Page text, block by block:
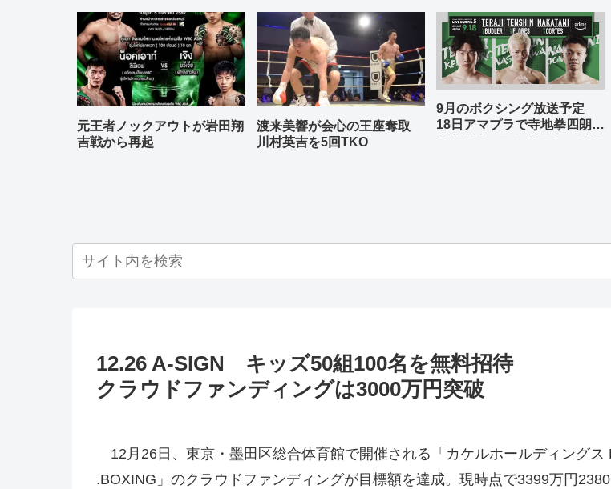
元王者ノックアウトが岩田翔
吉戦から再起
渡来美響が会心の王座奪取
川村英吉を5回TKO
9月のボクシング放送予定
18日アマプラで寺地拳四朗、
12.26 A-SIGN キッズ50組100名を無料招待
クラウドファンディングは3000万円突破
12月26日、東京・墨田区総合体育館で開催される「カケルホールディングス
.BOXING」のクラウドファンディングが目標額を達成。現時点で3399万円